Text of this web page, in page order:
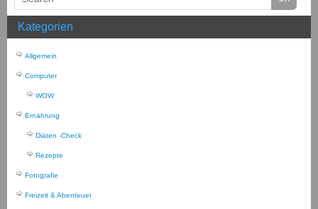
Kategorien
Allgemein
Computer
WOW
Ernährung
Diäten -Check
Rezepte
Fotografie
Freizeit & Abenteuer